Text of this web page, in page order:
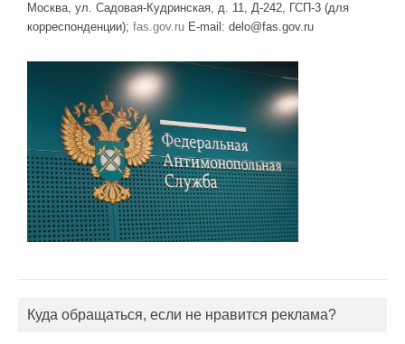
Москва, ул. Садовая-Кудринская, д. 11, Д-242, ГСП-3 (для
корреспонденции); fas.gov.ru E-mail: delo@fas.gov.ru
Куда обращаться, если не нравится реклама?